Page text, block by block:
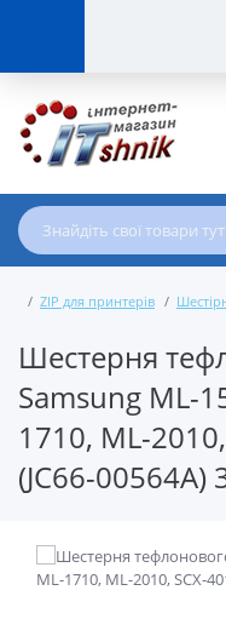
ZIP для принтерів
Шестерня
Samsung ML-
1710, ML-
(JC66-00564A)